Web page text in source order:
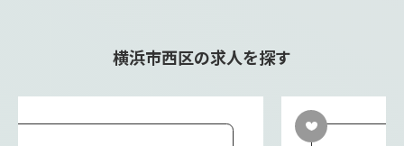
横浜市西区の求人を探す